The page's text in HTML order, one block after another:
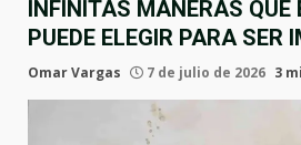
INFINITAS MANERAS QUE
PUEDE ELEGIR PARA SER
Omar Vargas 7 de julio de 2026 3